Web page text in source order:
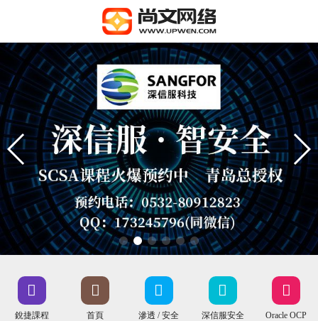
銳捷課程 首頁 滲透 / 安全 深信服安全 Oracle OCP